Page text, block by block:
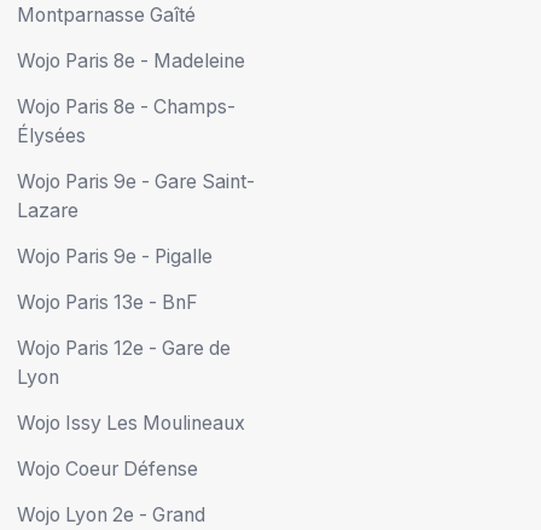
Montparnasse Gaîté
Wojo Paris 8e - Madeleine
Wojo Paris 8e - Champs-
Élysées
Wojo Paris 9e - Gare Saint-
Lazare
Wojo Paris 9e - Pigalle
Wojo Paris 13e - BnF
Wojo Paris 12e - Gare de
Lyon
Wojo Issy Les Moulineaux
Wojo Coeur Défense
Wojo Lyon 2e - Grand